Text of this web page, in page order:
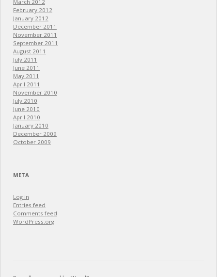
March 2012
February 2012
January 2012
December 2011
November 2011
September 2011
August 2011
July 2011
June 2011
May 2011
April 2011
November 2010
July 2010
June 2010
April 2010
January 2010
December 2009
October 2009
META
Log in
Entries feed
Comments feed
WordPress.org